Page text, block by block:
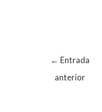
← Entrada
anterior